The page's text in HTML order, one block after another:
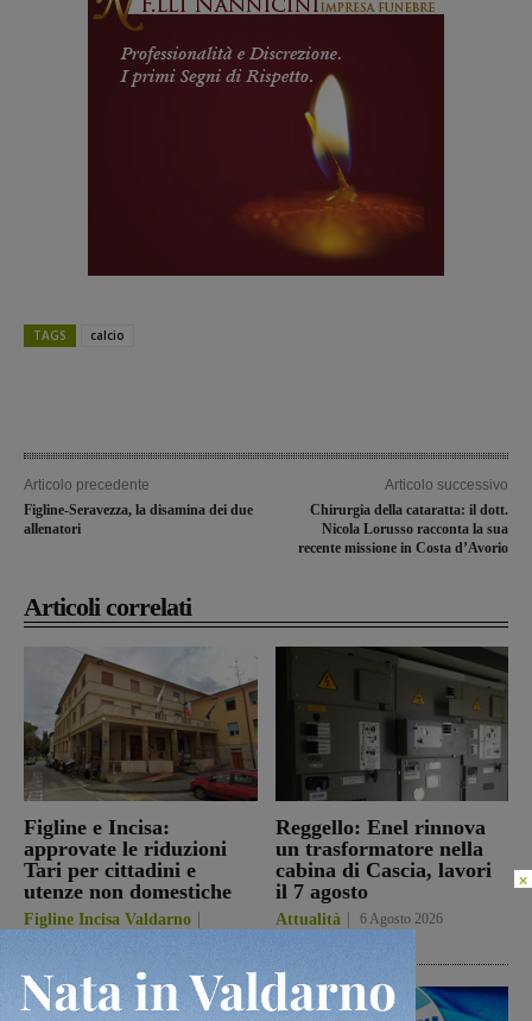
TAGS calcio
Articolo precedente
Figline-Seravezza, la disamina dei due
allenatori
Articolo successivo
Chirurgia della cataratta: il dott.
Nicola Lorusso racconta la sua
recente missione in Costa d’Avorio
Articoli correlati
Figline e Incisa:
approvate le riduzioni
Tari per cittadini e
utenze non domestiche
Figline Incisa Valdarno
Reggello: Enel rinnova
un trasformatore nella
cabina di Cascia, lavori
il 7 agosto
Attualità 6 Agosto 2026
×